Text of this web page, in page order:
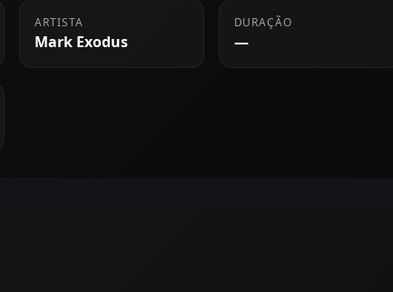
ARTISTA
Mark Exodus
DURAÇÃO
—